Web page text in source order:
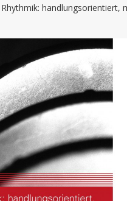
Rhythmik: handlungsorientiert,